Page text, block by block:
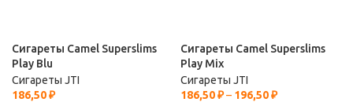
Сигареты Camel Superslims
Play Blu
Сигареты JTI
186,50₽
Сигареты Camel Superslims
Play Mix
Сигареты JTI
186,50₽– 196,50₽